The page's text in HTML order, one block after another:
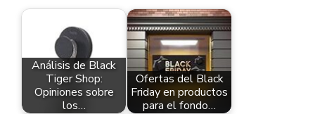
Análisis de Black
Tiger Shop:
Opiniones sobre
los…
Ofertas del Black
Friday en productos
para el fondo…